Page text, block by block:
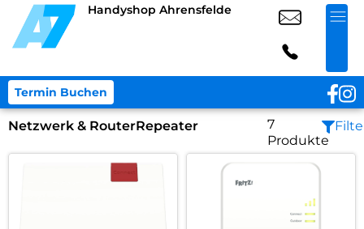
Handyshop Ahrensfelde
Termin Buchen
Netzwerk & RouterRepeater
7
Produkte